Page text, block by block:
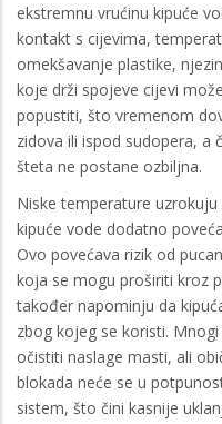
ekstremnu vrućinu kipuće
kontakt s cijevima,
omekšavanje plastike,
koje drži spojeve cijevi
popustiti, što vremenom
zidova ili ispod sudopera, a
šteta ne postane ozbiljna.
Niske temperature
kipuće vode dodatno
Ovo povećava rizik od
koja se mogu proširiti kroz
također napominju da
zbog kojeg se koristi.
očistiti naslage masti, ali
blokada neće se u
sistem, što čini kasnije